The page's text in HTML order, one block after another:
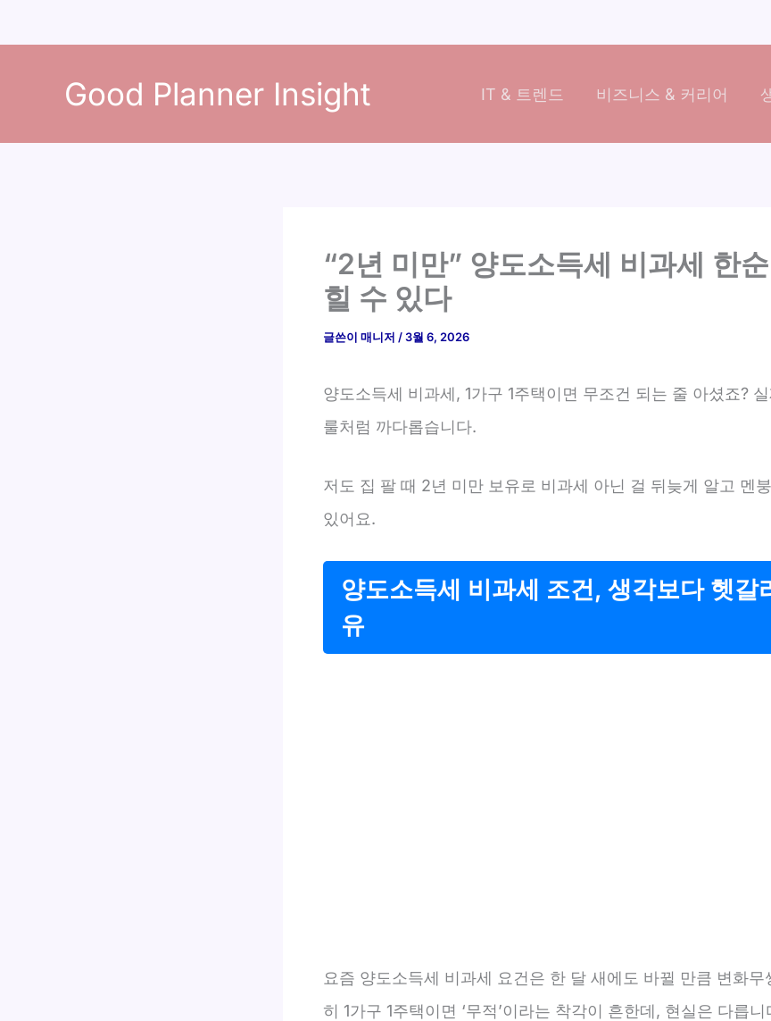
Good Planner Insight IT & 트렌드 비즈니스 & 커리어
“2년 미만” 양도소득세 비과세 한
힐 수 있다
글쓴이 매니저 /3월 6, 2026
양도소득세 비과세, 1가구 1주택이면 무조건 되는 줄 아셨죠?
룰처럼 까다롭습니다.
저도 집 팔 때 2년 미만 보유로 비과세 아닌 걸 뒤늦게 알고 멘
있어요.
양도소득세 비과세 조건, 생각보다 헷갈
유
요즘 양도소득세 비과세 요건은 한 달 새에도 바뀔 만큼 변화무
히 1가구 1주택이면 ‘무적’이라는 착각이 흔한데, 현실은 다릅니